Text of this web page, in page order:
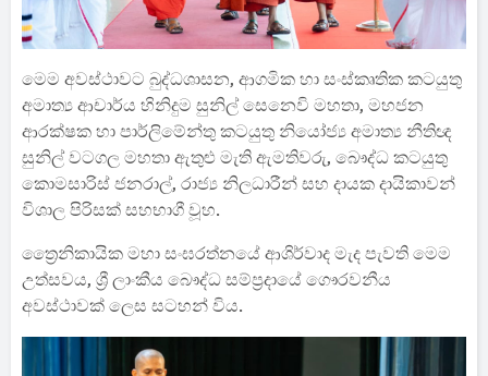
මෙම අවස්ථාවට බුද්ධශාසන, ආගමික හා සංස්කෘතික කටයුතු
අමාත්‍ය ආචාර්ය හිනිදුම සුනිල් සෙනෙවි මහතා, මහජන
ආරක්ෂක හා පාර්ලිමේන්තු කටයුතු නියෝජ්‍ය අමාත්‍ය නීතිඥ
සුනිල් වටගල මහතා ඇතුළු මැති ඇමතිවරු, බෞද්ධ කටයුතු
කොමසාරිස් ජනරාල්, රාජ්‍ය නිලධාරීන් සහ දායක දායිකාවන්
විශාල පිරිසක් සහභාගී වූහ.
ත්‍රෛනිකායික මහා සංඝරත්නයේ ආශිර්වාද මැද පැවති මෙම
උත්සවය, ශ්‍රී ලාංකීය බෞද්ධ සම්ප්‍රදායේ ගෞරවනීය
අවස්ථාවක් ලෙස සටහන් විය.